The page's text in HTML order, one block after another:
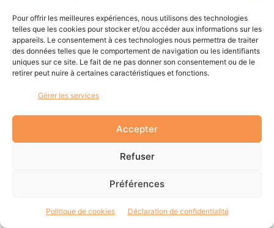
Pour offrir les meilleures expériences, nous utilisons des technologies
telles que les cookies pour stocker et/ou accéder aux informations sur les
appareils. Le consentement à ces technologies nous permettra de traiter
des données telles que le comportement de navigation ou les identifiants
uniques sur ce site. Le fait de ne pas donner son consentement ou de le
retirer peut nuire à certaines caractéristiques et fonctions.
Gérer les services
Accepter
Refuser
Préférences
Politique de cookies Déclaration de confidentialité